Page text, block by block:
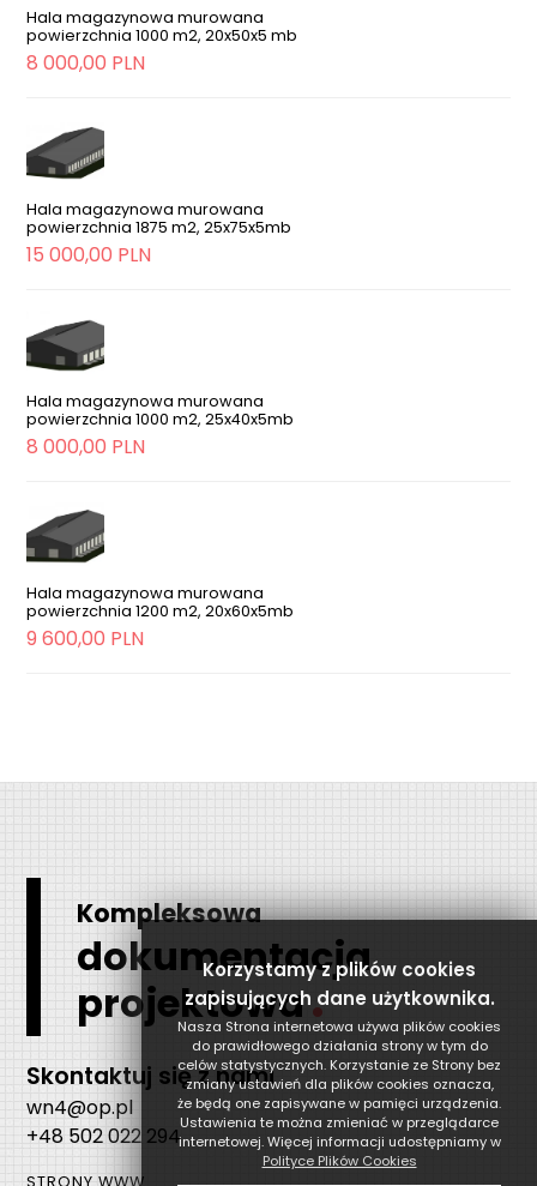
Hala magazynowa murowana
powierzchnia 1000 m2, 20x50x5 mb
8 000,00 PLN
Hala magazynowa murowana
powierzchnia 1875 m2, 25x75x5mb
15 000,00 PLN
Hala magazynowa murowana
powierzchnia 1000 m2, 25x40x5mb
8 000,00 PLN
Hala magazynowa murowana
powierzchnia 1200 m2, 20x60x5mb
9 600,00 PLN
Kompleksowa
dokumentacja
projektowa.
Skontaktuj się z nami
wn4@op.pl
+48 502 022 294
Korzystamy z plików cookies
zapisujących dane użytkownika.
Nasza Strona internetowa używa plików cookies
do prawidłowego działania strony w tym do
celów statystycznych. Korzystanie ze Strony bez
zmiany ustawień dla plików cookies oznacza,
że będą one zapisywane w pamięci urządzenia.
Ustawienia te można zmieniać w przeglądarce
internetowej. Więcej informacji udostępniamy w
Polityce Plików Cookies